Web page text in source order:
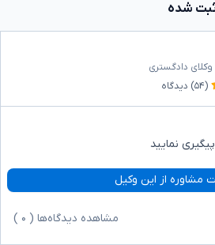
دادگستری
(۵۴) دیدگاه
نمایید
مشاوره از این وکیل
مشاهده دیدگاه‌ها ( ۰